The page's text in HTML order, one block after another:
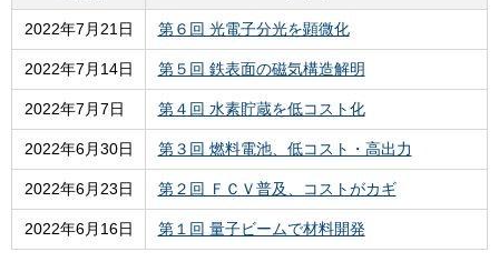
2022年7月21日 第６回 光電子分光を顕微化
2022年7月14日 第５回 鉄表面の磁気構造解明
2022年7月7日 第４回 水素貯蔵を低コスト化
2022年6月30日 第３回 燃料電池、低コスト・高出力
2022年6月23日 第２回 ＦＣＶ普及、コストがカギ
2022年6月16日 第１回 量子ビームで材料開発